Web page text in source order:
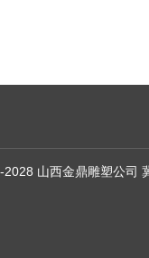
山西金鼎雕塑公司